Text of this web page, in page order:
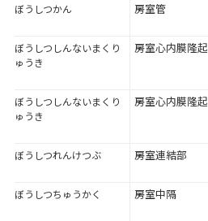
ぼうしつかん 房室管
ぼうしつしんないまくり
ゅうき
房室心内膜隆起
ぼうしつしんないまくり
ゅうき
房室心内膜隆起
ぼうしつれんけつぶ 房室連結部
ぼうしつちゅうかく
房室中隔